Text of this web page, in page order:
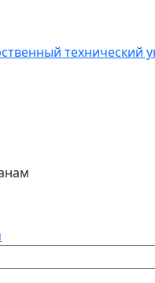
технический